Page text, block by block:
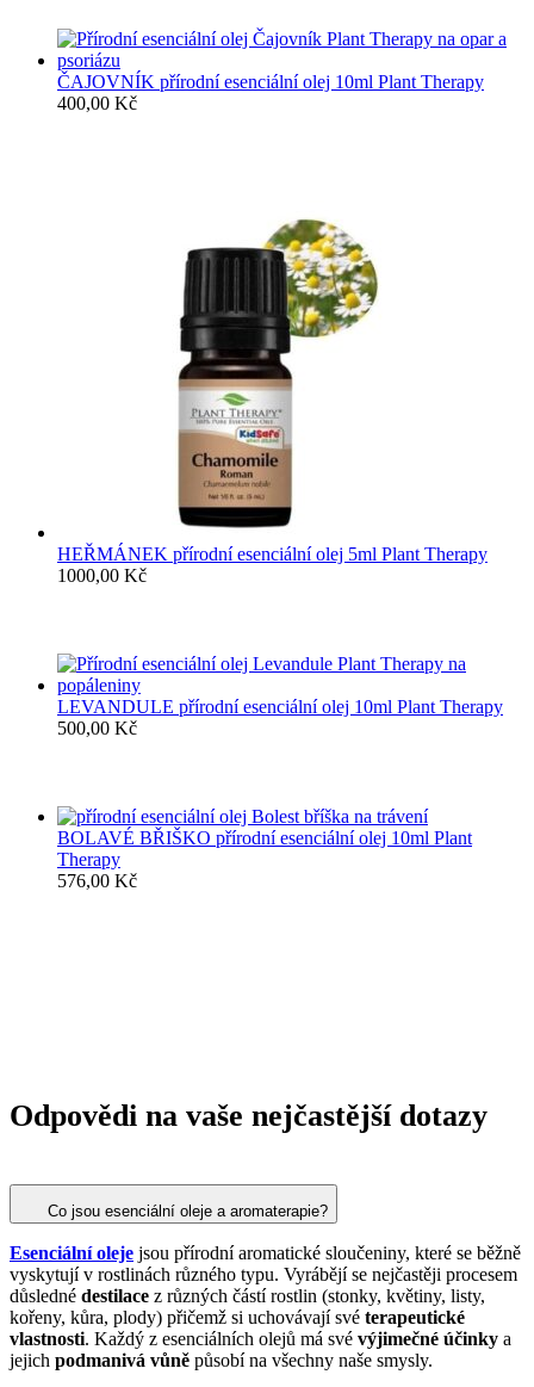
ČAJOVNÍK přírodní esenciální olej 10ml Plant Therapy
400,00 Kč
HEŘMÁNEK přírodní esenciální olej 5ml Plant Therapy
1000,00 Kč
LEVANDULE přírodní esenciální olej 10ml Plant Therapy
500,00 Kč
BOLAVÉ BŘIŠKO přírodní esenciální olej 10ml Plant
Therapy
576,00 Kč
Odpovědi na vaše nejčastější dotazy
Co jsou esenciální oleje a aromaterapie?
Esenciální oleje jsou přírodní aromatické sloučeniny, které se běžně
vyskytují v rostlinách různého typu. Vyrábějí se nejčastěji procesem
důsledné destilace z různých částí rostlin (stonky, květiny, listy,
kořeny, kůra, plody) přičemž si uchovávají své terapeutické
vlastnosti. Každý z esenciálních olejů má své výjimečné účinky a
jejich podmanivá vůně působí na všechny naše smysly.